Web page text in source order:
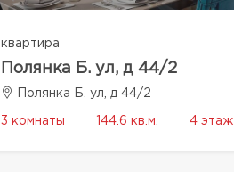
квартира
Полянка Б. ул, д 44/2
Полянка Б. ул, д 44/2
3 комнаты 144.6 кв.м. 4 этаж